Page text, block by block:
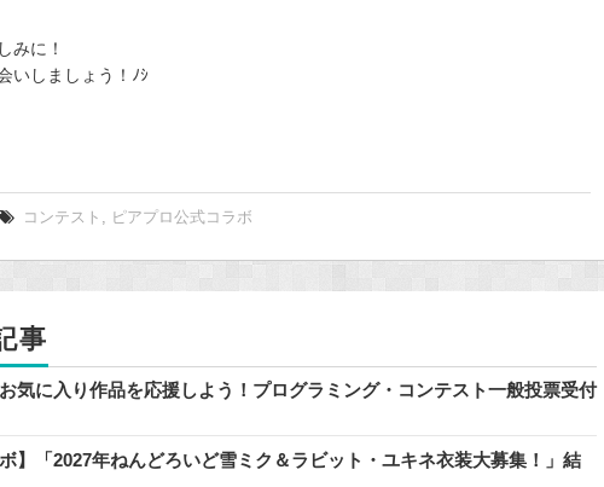
みに！
いしましょう！ﾉｼ
コンテスト , ピアプロ公式コラボ
事
気に入り作品を応援しよう！プログラミング・コンテスト一般投票受付
ボ】「2027年ねんどろいど雪ミク＆ラビット・ユキネ衣装大募集！」結